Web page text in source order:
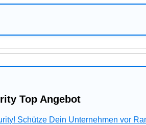
Top Angebot
Schütze Dein Unternehmen vor